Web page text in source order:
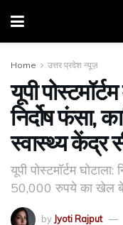
Home उत्तर प्रदेश न्यूज़
यूपी
निर्दोष फंसा,
स्वास्थ्य केंद्र
यूपी पोस्टमॉर्टम घोटाला:
50,000 रुपये का खेल
by Jyoti Rajput